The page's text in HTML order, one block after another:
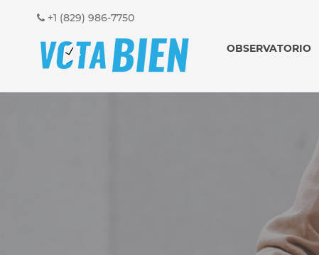
+1 (829) 986-7750
OBSERVATORIO